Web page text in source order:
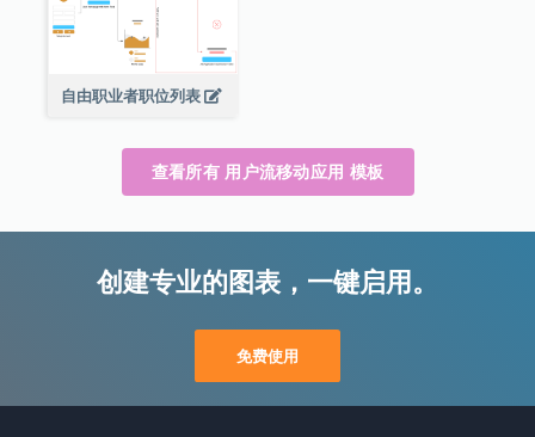
自由职业者职位列表
查看所有 用户流移动应用 模板
创建专业的图表，一键启用。
免费使用